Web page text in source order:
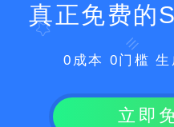
真正免费的
0成本 0门槛 生
立即